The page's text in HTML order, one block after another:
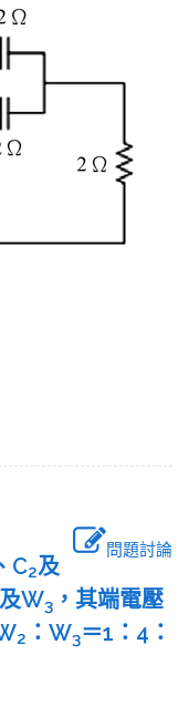
問題討論
C2及
及W3 ，其端電壓
2 ：W3＝1：4：